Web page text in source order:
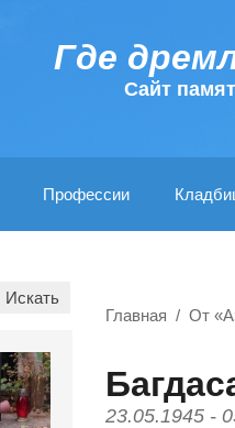
Где
Cайт
Профессии
Главная От
23.05.1945 -